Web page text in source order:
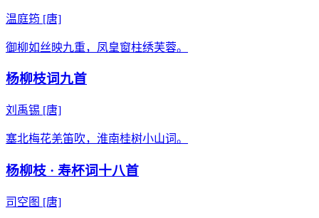
温庭筠 [唐]
御柳如丝映九重，凤皇窗柱绣芙蓉。
杨柳枝词九首
刘禹锡 [唐]
塞北梅花羌笛吹，淮南桂树小山词。
杨柳枝 · 寿杯词十八首
司空图 [唐]